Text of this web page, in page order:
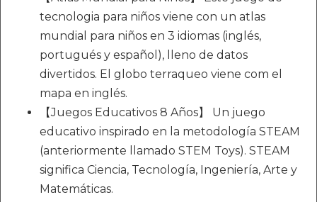
tecnologia para niños viene con un atlas
mundial para niños en 3 idiomas (inglés,
portugués y español), lleno de datos
divertidos. El globo terraqueo viene com el
mapa en inglés.
【Juegos Educativos 8 Años】 Un juego
educativo inspirado en la metodología STEAM
(anteriormente llamado STEM Toys). STEAM
significa Ciencia, Tecnología, Ingeniería, Arte y
Matemáticas.